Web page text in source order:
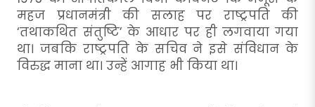
महज प्रधानमंत्री की सलाह पर राष्ट्रपति की
‘तथाकथित संतुष्टि’ के आधार पर ही लगवाया गया
था। जबकि राष्ट्रपति के सचिव ने इसे संविधान के
विरुद्ध माना था। उन्हें आगाह भी किया था।